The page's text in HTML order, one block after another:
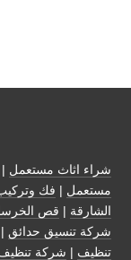
شراء اثاث مستعمل |
مستعمل | فك
الشارقة | قص
شركة تنسيق حدائق |
تنظيف | شركة